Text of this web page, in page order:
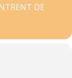
DE